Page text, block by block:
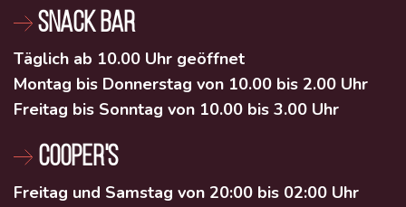
SNACK BAR
Täglich ab 10.00 Uhr geöffnet
Montag bis Donnerstag von 10.00 bis 2.00 Uhr
Freitag bis Sonntag von 10.00 bis 3.00 Uhr
COOPER'S
Freitag und Samstag von 20:00 bis 02:00 Uhr